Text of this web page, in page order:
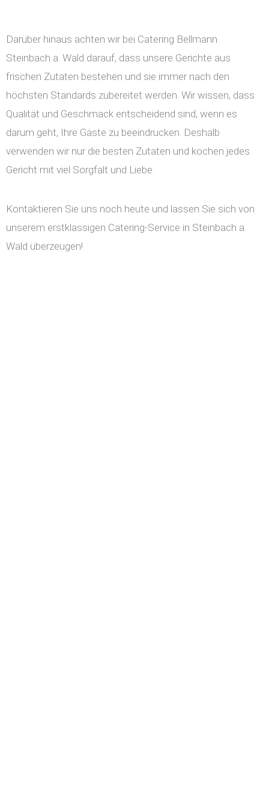
Darüber hinaus achten wir bei Catering Bellmann
Steinbach a. Wald darauf, dass unsere Gerichte aus
frischen Zutaten bestehen und sie immer nach den
höchsten Standards zubereitet werden. Wir wissen, dass
Qualität und Geschmack entscheidend sind, wenn es
darum geht, Ihre Gäste zu beeindrucken. Deshalb
verwenden wir nur die besten Zutaten und kochen jedes
Gericht mit viel Sorgfalt und Liebe.
Kontaktieren Sie uns noch heute und lassen Sie sich von
unserem erstklassigen Catering-Service in Steinbach a.
Wald überzeugen!